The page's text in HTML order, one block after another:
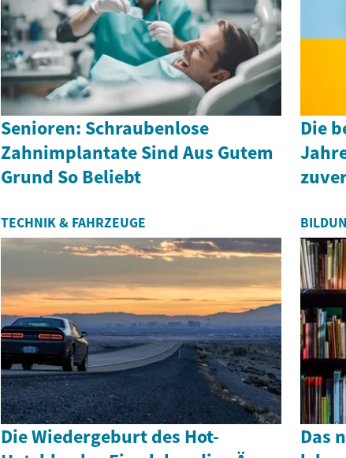
Senioren: Schraubenlose
Zahnimplantate Sind Aus Gutem
Grund So Beliebt
Die
TECHNIK & FAHRZEUGE
Die Wiedergeburt des Hot-
Das